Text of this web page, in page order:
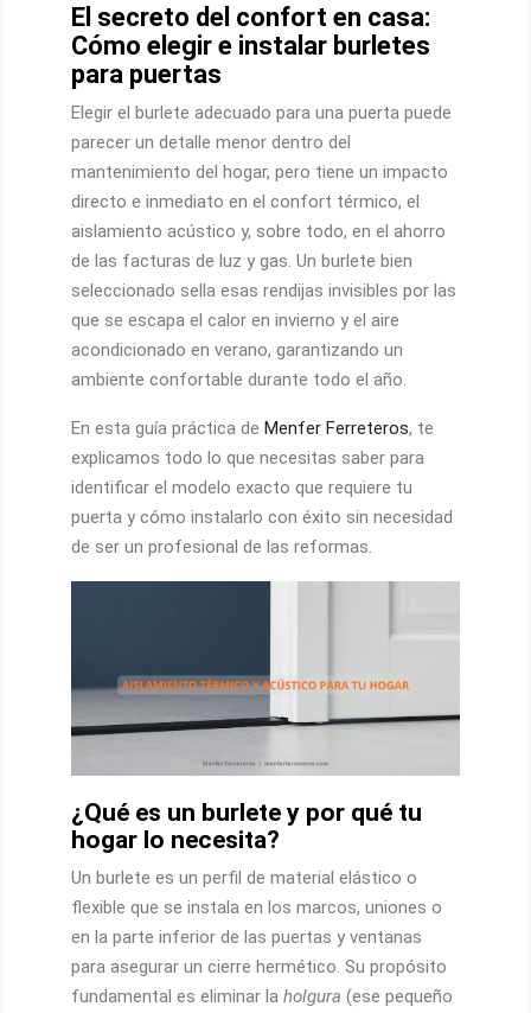
El secreto del confort en casa:
Cómo elegir e instalar burletes
para puertas
Elegir el burlete adecuado para una puerta puede
parecer un detalle menor dentro del
mantenimiento del hogar, pero tiene un impacto
directo e inmediato en el confort térmico, el
aislamiento acústico y, sobre todo, en el ahorro
de las facturas de luz y gas. Un burlete bien
seleccionado sella esas rendijas invisibles por las
que se escapa el calor en invierno y el aire
acondicionado en verano, garantizando un
ambiente confortable durante todo el año.
En esta guía práctica de Menfer Ferreteros, te
explicamos todo lo que necesitas saber para
identificar el modelo exacto que requiere tu
puerta y cómo instalarlo con éxito sin necesidad
de ser un profesional de las reformas.
¿Qué es un burlete y por qué tu
hogar lo necesita?
Un burlete es un perfil de material elástico o
flexible que se instala en los marcos, uniones o
en la parte inferior de las puertas y ventanas
para asegurar un cierre hermético. Su propósito
fundamental es eliminar la holgura (ese pequeño